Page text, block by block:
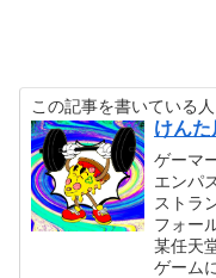
この記事を書いている人
けんた
ゲーマ
エンパ
ストラ
フォー
某任天
ゲーム